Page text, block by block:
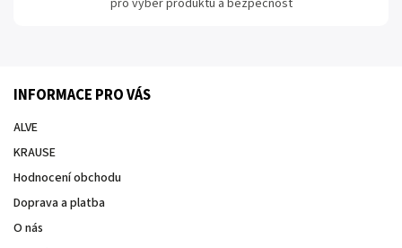
INFORMACE PRO VÁS
ALVE
KRAUSE
Hodnocení obchodu
Doprava a platba
O nás